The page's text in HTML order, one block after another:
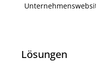
Lösungen